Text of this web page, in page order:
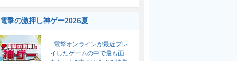
電撃の激押し神ゲー2026夏
電撃オンラインが最近プレ
イしたゲームの中で最も面